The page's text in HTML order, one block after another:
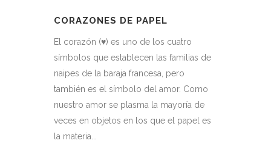
CORAZONES DE PAPEL
El corazón (♥) es uno de los cuatro
símbolos que establecen las familias de
naipes de la baraja francesa, pero
también es el símbolo del amor. Como
nuestro amor se plasma la mayoría de
veces en objetos en los que el papel es
la materia...